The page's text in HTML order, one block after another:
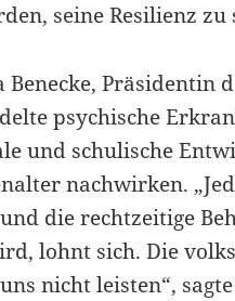
seine Resilienz zu
Benecke, Präsidentin
psychische
und schulische
nachwirken.
die rechtzeitige
lohnt sich. Die
nicht leisten“,